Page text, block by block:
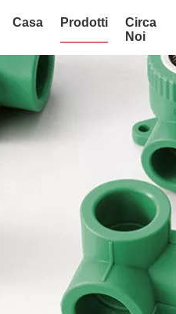
Casa Prodotti
Circa
Noi